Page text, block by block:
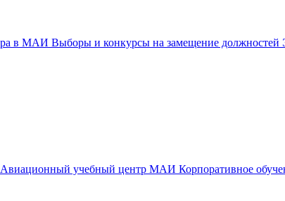
в МАИ Выборы и конкурсы на замещение должностей
Авиационный учебный центр МАИ Корпоративное